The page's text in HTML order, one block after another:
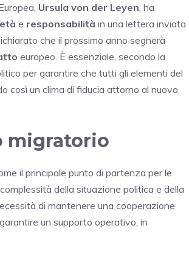
Ursula von der Leyen , ha
e responsabilità in una lettera inviata
che il prossimo anno segnerà
europeo. È essenziale, secondo la
per garantire che tutti gli elementi del
così un clima di fiducia attorno al nuovo
migratorio
il principale punto di partenza per le
complessità della situazione politica e della
di mantenere una cooperazione
un supporto operativo, in